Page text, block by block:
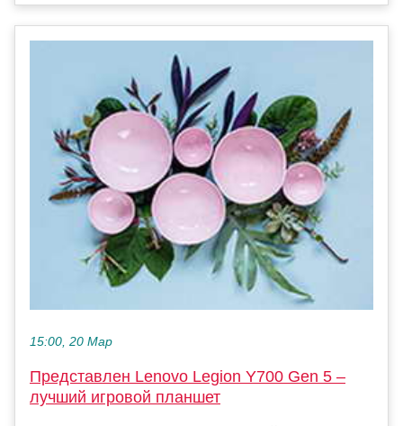
15:00, 20 Мар
Представлен Lenovo Legion Y700 Gen 5 –
лучший игровой планшет